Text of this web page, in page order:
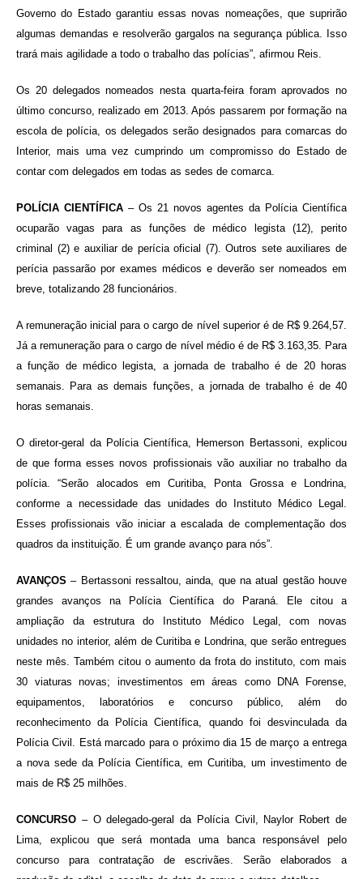
Governo do Estado garantiu essas novas nomeações, que suprirão
algumas demandas e resolverão gargalos na segurança pública. Isso
trará mais agilidade a todo o trabalho das polícias”, afirmou Reis.
Os 20 delegados nomeados nesta quarta-feira foram aprovados no
último concurso, realizado em 2013. Após passarem por formação na
escola de polícia, os delegados serão designados para comarcas do
Interior, mais uma vez cumprindo um compromisso do Estado de
contar com delegados em todas as sedes de comarca.
POLÍCIA CIENTÍFICA – Os 21 novos agentes da Polícia Científica
ocuparão vagas para as funções de médico legista (12), perito
criminal (2) e auxiliar de perícia oficial (7). Outros sete auxiliares de
perícia passarão por exames médicos e deverão ser nomeados em
breve, totalizando 28 funcionários.
A remuneração inicial para o cargo de nível superior é de R$ 9.264,57.
Já a remuneração para o cargo de nível médio é de R$ 3.163,35. Para
a função de médico legista, a jornada de trabalho é de 20 horas
semanais. Para as demais funções, a jornada de trabalho é de 40
horas semanais.
O diretor-geral da Polícia Científica, Hemerson Bertassoni, explicou
de que forma esses novos profissionais vão auxiliar no trabalho da
polícia. “Serão alocados em Curitiba, Ponta Grossa e Londrina,
conforme a necessidade das unidades do Instituto Médico Legal.
Esses profissionais vão iniciar a escalada de complementação dos
quadros da instituição. É um grande avanço para nós”.
AVANÇOS – Bertassoni ressaltou, ainda, que na atual gestão houve
grandes avanços na Polícia Científica do Paraná. Ele citou a
ampliação da estrutura do Instituto Médico Legal, com novas
unidades no interior, além de Curitiba e Londrina, que serão entregues
neste mês. Também citou o aumento da frota do instituto, com mais
30 viaturas novas; investimentos em áreas como DNA Forense,
equipamentos, laboratórios e concurso público, além do
reconhecimento da Polícia Científica, quando foi desvinculada da
Polícia Civil. Está marcado para o próximo dia 15 de março a entrega
a nova sede da Polícia Científica, em Curitiba, um investimento de
mais de R$ 25 milhões.
CONCURSO – O delegado-geral da Polícia Civil, Naylor Robert de
Lima, explicou que será montada uma banca responsável pelo
concurso para contratação de escrivães. Serão elaborados a